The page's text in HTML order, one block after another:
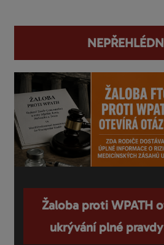
Žaloba proti WPATH
ukrývání plné